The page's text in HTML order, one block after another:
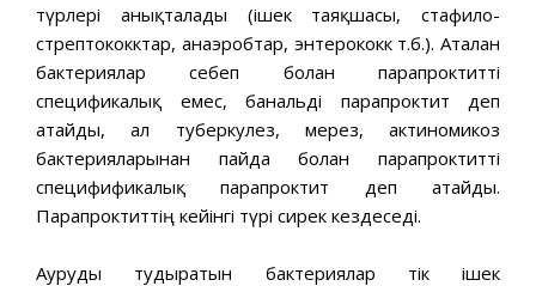
түрлері анықталады (ішек таяқшасы, стафило-
стрептококктар, анаэробтар, энтерококк т.б.). Аталған
бактериялар себеп болған парапроктитті
спецификалық емес, банальді парапроктит деп
атайды, ал туберкулез, мерез, актиномикоз
бактерияларынан пайда болған парапроктитті
специфификалық парапроктит деп атайды.
Парапроктиттің кейінгі түрі сирек кездеседі.
Ауруды тудыратын бактериялар тік ішек